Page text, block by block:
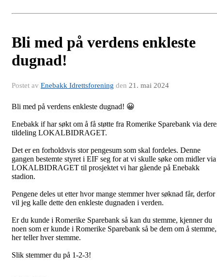
Bli med på verdens enkleste
dugnad!
Postet av Enebakk Idrettsforening den 21. mai 2024
Bli med på verdens enkleste dugnad! 😀
Enebakk if har søkt om å få støtte fra Romerike Sparebank via
tildeling LOKALBIDRAGET.
Det er en forholdsvis stor pengesum som skal fordeles. Denne
gangen bestemte styret i EIF seg for at vi skulle søke om midler via
LOKALBIDRAGET til prosjektet vi har gående på Enebakk
stadion.
Pengene deles ut etter hvor mange stemmer hver søknad får, derfor
vil jeg kalle dette den enkleste dugnaden i verden.
Er du kunde i Romerike Sparebank så kan du stemme, kjenner du
noen som er kunde i Romerike Sparebank så be dem om å stemme,
her teller hver stemme.
Slik stemmer du på 1-2-3!